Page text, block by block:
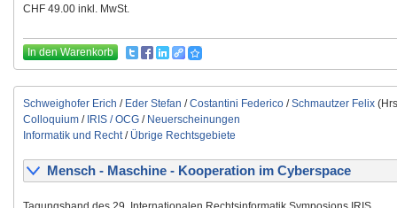
CHF 49.00 inkl. MwSt.
In den Warenkorb
Schweighofer Erich / Eder Stefan /Costantini Federico /Schmautzer Felix
Colloquium / IRIS / OCG / Neuerscheinungen
Informatik und Recht/ Übrige Rechtsgebiete
Mensch - Maschine - Kooperation im Cyberspace